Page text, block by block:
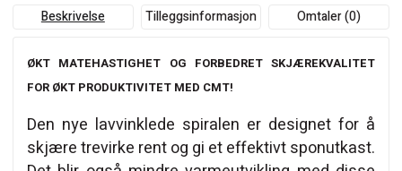
Beskrivelse Tilleggsinformasjon Omtaler (0)
ØKT MATEHASTIGHET OG FORBEDRET SKJÆREKVALITET
FOR ØKT PRODUKTIVITET MED CMT!
Den nye lavvinklede spiralen er designet for å
skjære trevirke rent og gi et effektivt sponutkast.